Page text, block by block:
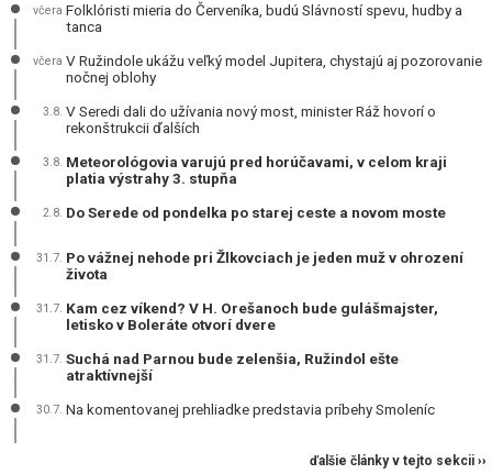
včera Folklóristi mieria do Červeníka, budú Slávností spevu, hudby a
tanca
včera V Ružindole ukážu veľký model Jupitera, chystajú aj pozorovanie
nočnej oblohy
3.8. V Seredi dali do užívania nový most, minister Ráž hovorí o
rekonštrukcii ďalších
3.8. Meteorológovia varujú pred horúčavami, v celom kraji
platia výstrahy 3. stupňa
2.8. Do Serede od pondelka po starej ceste a novom moste
31.7. Po vážnej nehode pri Žlkovciach je jeden muž v ohrození
života
31.7. Kam cez víkend? V H. Orešanoch bude gulášmajster,
letisko v Boleráte otvorí dvere
31.7. Suchá nad Parnou bude zelenšia, Ružindol ešte
atraktívnejší
30.7. Na komentovanej prehliadke predstavia príbehy Smoleníc
ďalšie články v tejto sekcii ››